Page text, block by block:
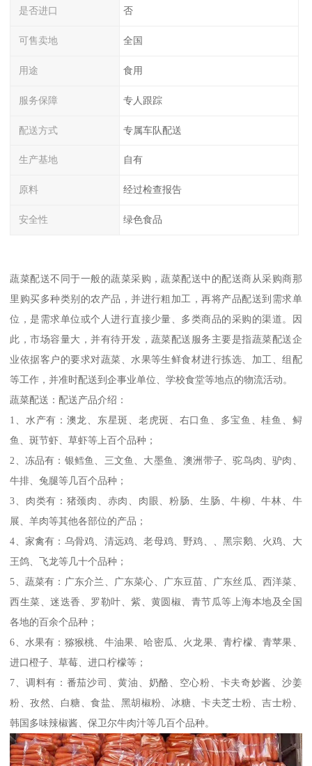
是否进口 否
可售卖地 全国
用途 食用
服务保障 专人跟踪
配送方式 专属车队配送
生产基地 自有
原料 经过检查报告
安全性 绿色食品
蔬菜配送不同于一般的蔬菜采购，蔬菜配送中的配送商从采购商那
里购买多种类别的农产品，并进行粗加工，再将产品配送到需求单
位，是需求单位或个人进行直接少量、多类商品的采购的渠道。因
此，市场容量大，并有待开发，蔬菜配送服务主要是指蔬菜配送企
业依据客户的要求对蔬菜、水果等生鲜食材进行拣选、加工、组配
等工作，并准时配送到企事业单位、学校食堂等地点的物流活动。
蔬菜配送：配送产品介绍：
1、水产有：澳龙、东星斑、老虎斑、右口鱼、多宝鱼、桂鱼、鲟
鱼、斑节虾、草虾等上百个品种；
2、冻品有：银鳕鱼、三文鱼、大墨鱼、澳洲带子、驼鸟肉、驴肉、
牛排、兔腿等几百个品种；
3、肉类有：猪颈肉、赤肉、肉眼、粉肠、生肠、牛柳、牛林、牛
展、羊肉等其他各部位的产品；
4、家禽有：乌骨鸡、清远鸡、老母鸡、野鸡、、黑宗鹅、火鸡、大
王鸽、飞龙等几十个品种；
5、蔬菜有：广东介兰、广东菜心、广东豆苗、广东丝瓜、西洋菜、
西生菜、迷迭香、罗勒叶、紫、黄圆椒、青节瓜等上海本地及全国
各地的百余个品种；
6、水果有：猕猴桃、牛油果、哈密瓜、火龙果、青柠檬、青苹果、
进口橙子、草莓、进口柠檬等；
7、调料有：番茄沙司、黄油、奶酪、空心粉、卡夫奇妙酱、沙姜
粉、孜然、白糖、食盐、黑胡椒粉、冰糖、卡夫芝士粉、吉士粉、
韩国多味辣椒酱、保卫尔牛肉汁等几百个品种。